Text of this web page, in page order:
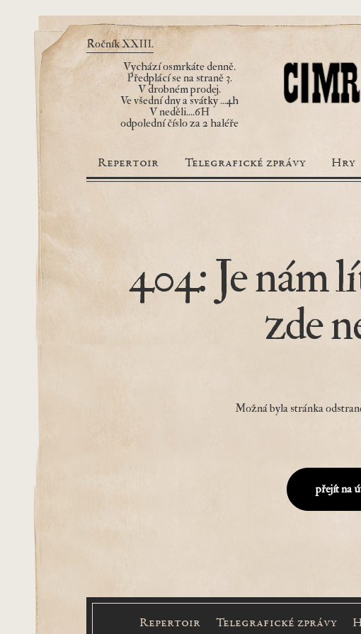
Ročník XXIII.
Vychází osmrkáte denně.
Předplácí se na straně 3.
V drobném prodej.
Ve všední dny a svátky ...4h
V neděli....6H
odpolední číslo za 2 haléře
Repertoir Telegrafické zprávy Hry
404: Je nám
zde
Možná byla stránka
přejít na
Repertoir Telegrafické zprávy